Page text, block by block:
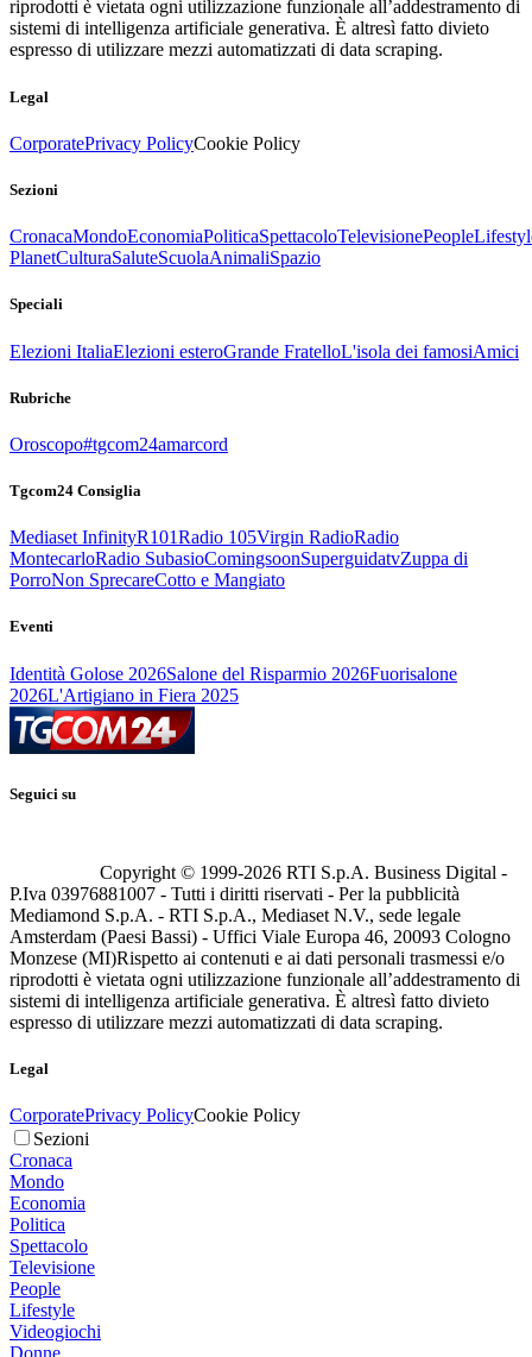
riprodotti è vietata ogni utilizzazione funzionale all’addestramento di
sistemi di intelligenza artificiale generativa. È altresì fatto divieto
espresso di utilizzare mezzi automatizzati di data scraping.
Legal
CorporatePrivacy PolicyCookie Policy
Sezioni
CronacaMondoEconomiaPoliticaSpettacoloTelevisionePeople
PlanetCulturaSaluteScuolaAnimaliSpazio
Speciali
Elezioni ItaliaElezioni esteroGrande FratelloL'isola dei famosiAmici
Rubriche
Oroscopo#tgcom24amarcord
Tgcom24 Consiglia
Mediaset InfinityR101Radio 105Virgin RadioRadio
MontecarloRadio SubasioComingsoonSuperguidatvZuppa di
PorroNon SprecareCotto e Mangiato
Eventi
Identità Golose 2026Salone del Risparmio 2026Fuorisalone
2026L'Artigiano in Fiera 2025
Seguici su
Copyright © 1999-2026 RTI S.p.A. Business Digital -
P.Iva 03976881007 - Tutti i diritti riservati - Per la pubblicità
Mediamond S.p.A. - RTI S.p.A., Mediaset N.V., sede legale
Amsterdam (Paesi Bassi) - Uffici Viale Europa 46, 20093 Cologno
Monzese (MI)Rispetto ai contenuti e ai dati personali trasmessi e/o
riprodotti è vietata ogni utilizzazione funzionale all’addestramento di
sistemi di intelligenza artificiale generativa. È altresì fatto divieto
espresso di utilizzare mezzi automatizzati di data scraping.
Legal
CorporatePrivacy PolicyCookie Policy
Sezioni
Cronaca
Mondo
Economia
Politica
Spettacolo
Televisione
People
Lifestyle
Videogiochi